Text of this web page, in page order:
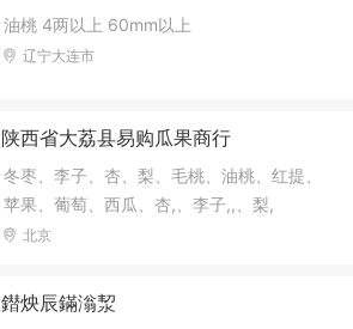
油桃 4两以上 60mm以上
辽宁大连市
陕西省大荔县易购瓜果商行
冬枣、李子、杏、梨、毛桃、油桃、红提、
苹果、葡萄、西瓜、杏,、李子,,、梨,
北京
鐟炴辰鏋滃洯